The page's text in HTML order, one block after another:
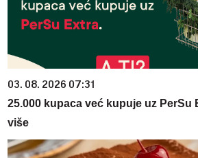
03. 08. 2026 07:31
25.000 kupaca već kupuje uz PerSu
više